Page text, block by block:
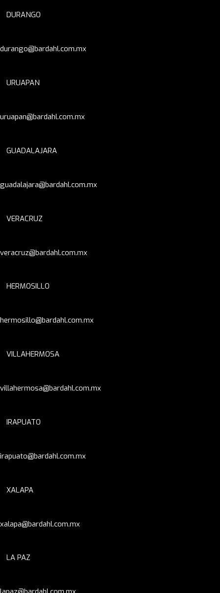
DURANGO
durango@bardahl.com.mx
URUAPAN
uruapan@bardahl.com.mx
GUADALAJARA
guadalajara@bardahl.com.mx
VERACRUZ
veracruz@bardahl.com.mx
HERMOSILLO
hermosillo@bardahl.com.mx
VILLAHERMOSA
villahermosa@bardahl.com.mx
IRAPUATO
irapuato@bardahl.com.mx
XALAPA
xalapa@bardahl.com.mx
LA PAZ